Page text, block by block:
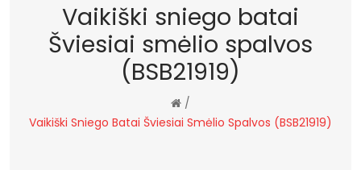
Vaikiški sniego batai
Šviesiai smėlio spalvos
(BSB21919)
/
Vaikiški Sniego Batai Šviesiai Smėlio Spalvos (BSB21919)